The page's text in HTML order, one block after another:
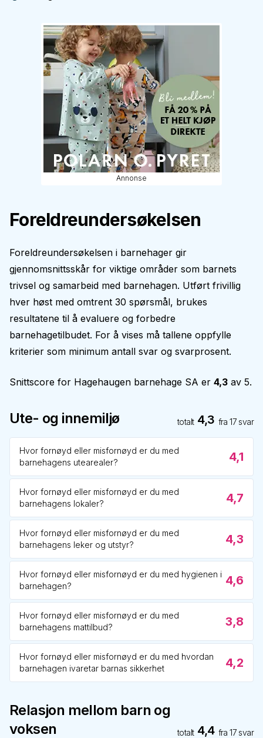
Annonse
Foreldreundersøkelsen
Foreldreundersøkelsen i barnehager gir
gjennomsnittsskår for viktige områder som barnets
trivsel og samarbeid med barnehagen. Utført frivillig
hver høst med omtrent 30 spørsmål, brukes
resultatene til å evaluere og forbedre
barnehagetilbudet. For å vises må tallene oppfylle
kriterier som minimum antall svar og svarprosent.
Snittscore for Hagehaugen barnehage SA er 4,3 av 5.
Ute- og innemiljø totalt 4,3 fra17 svar
Hvor fornøyd eller misfornøyd er du med
barnehagens utearealer?
4,1
Hvor fornøyd eller misfornøyd er du med
barnehagens lokaler?
4,7
Hvor fornøyd eller misfornøyd er du med
barnehagens leker og utstyr?
4,3
Hvor fornøyd eller misfornøyd er du med hygienen i
barnehagen?
4,6
Hvor fornøyd eller misfornøyd er du med
barnehagens mattilbud?
3,8
Hvor fornøyd eller misfornøyd er du med hvordan
barnehagen ivaretar barnas sikkerhet
4,2
Relasjon mellom barn og
voksen
totalt 4,4 fra17 svar